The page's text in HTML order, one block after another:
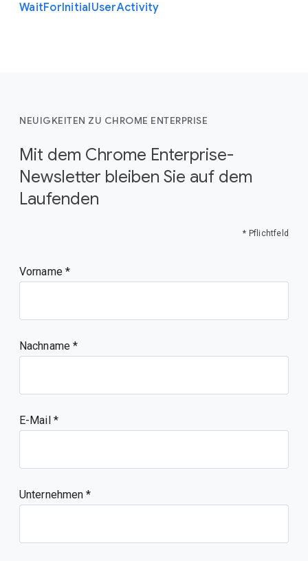
WaitForInitialUserActivity
NEUIGKEITEN ZU CHROME ENTERPRISE
Mit dem Chrome Enterprise-
Newsletter bleiben Sie auf dem
Laufenden
* Pflichtfeld
Vorname
Nachname
E-Mail
Unternehmen